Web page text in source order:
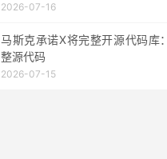
2026-07-16
马斯克承诺X将完整开源代码库
整源代码
2026-07-15